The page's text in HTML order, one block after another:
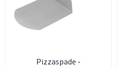
Pizzaspade -